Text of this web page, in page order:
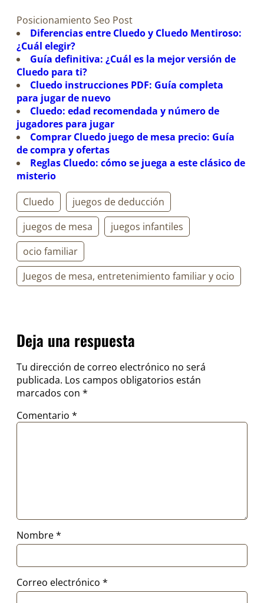
Posicionamiento Seo Post
Diferencias entre Cluedo y Cluedo Mentiroso:
¿Cuál elegir?
Guía definitiva: ¿Cuál es la mejor versión de
Cluedo para ti?
Cluedo instrucciones PDF: Guía completa
para jugar de nuevo
Cluedo: edad recomendada y número de
jugadores para jugar
Comprar Cluedo juego de mesa precio: Guía
de compra y ofertas
Reglas Cluedo: cómo se juega a este clásico de
misterio
Cluedo
juegos de deducción
juegos de mesa
juegos infantiles
ocio familiar
Juegos de mesa, entretenimiento familiar y ocio
Deja una respuesta
Tu dirección de correo electrónico no será
publicada. Los campos obligatorios están
marcados con *
Comentario *
Nombre*
Correo electrónico *